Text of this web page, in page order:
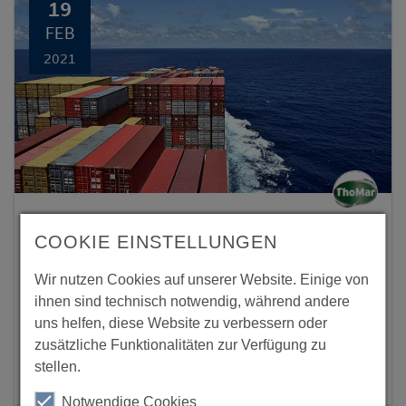
COOKIE EINSTELLUNGEN
Wir nutzen Cookies auf unserer Website. Einige von
ihnen sind technisch notwendig, während andere
uns helfen, diese Website zu verbessern oder
zusätzliche Funktionalitäten zur Verfügung zu
stellen.
Notwendige Cookies
19
FEB
2021
unnötiges Risiko!
Trockenmittel bieten wirksamen Schutz vor
Schäden aufgrund von zu hoher
Luftfeuchtigkeit beim Container-Transport
und im (Zwischen-)Lager.